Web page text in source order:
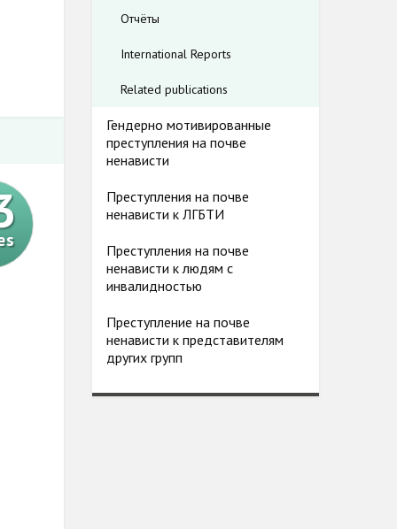
Отчёты
International Reports
Related publications
Гендерно мотивированные
преступления на почве
ненависти
Преступления на почве
ненависти к ЛГБТИ
Преступления на почве
ненависти к людям с
инвалидностью
Преступление на почве
ненависти к представителям
других групп